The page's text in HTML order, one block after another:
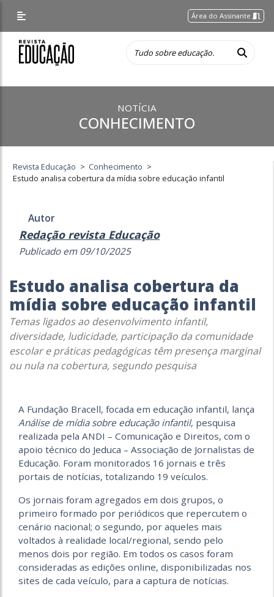
Área do Assinante
NOTÍCIA
CONHECIMENTO
Revista Educação > Conhecimento >
Estudo analisa cobertura da mídia sobre educação infantil
Autor
Redação revista Educação
Publicado em 09/10/2025
Estudo analisa cobertura da
mídia sobre educação infantil
Temas ligados ao desenvolvimento infantil,
diversidade, ludicidade, participação da comunidade
escolar e práticas pedagógicas têm presença marginal
ou nula na cobertura, segundo pesquisa
A Fundação Bracell, focada em educação infantil, lança
Análise de mídia sobre educação infantil, pesquisa
realizada pela ANDI – Comunicação e Direitos, com o
apoio técnico do Jeduca – Associação de Jornalistas de
Educação. Foram monitorados 16 jornais e três
portais de notícias, totalizando 19 veículos.
Os jornais foram agregados em dois grupos, o
primeiro formado por periódicos que repercutem o
cenário nacional; o segundo, por aqueles mais
voltados à realidade local/regional, sendo pelo
menos dois por região. Em todos os casos foram
consideradas as edições online, disponibilizadas nos
sites de cada veículo, para a captura de notícias.